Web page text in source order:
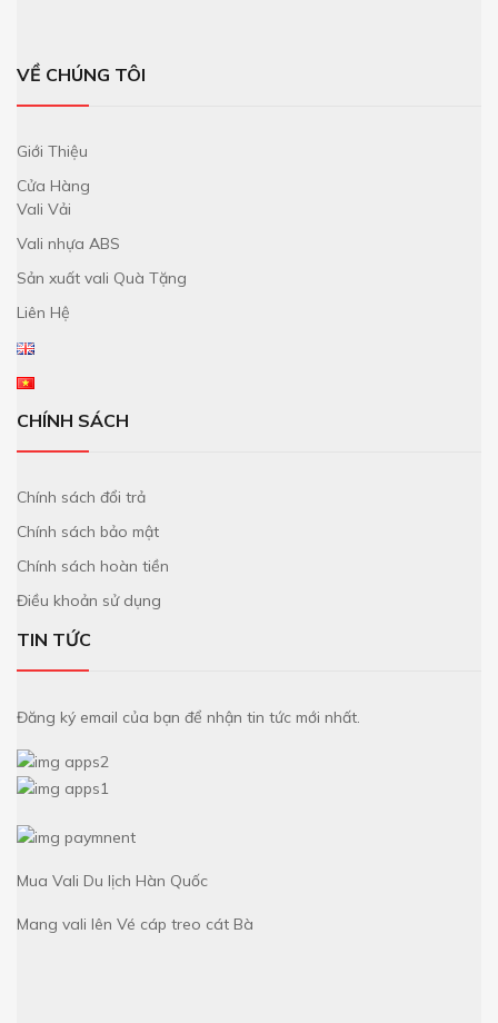
VỀ CHÚNG TÔI
Giới Thiệu
Cửa Hàng
Vali Vải
Vali nhựa ABS
Sản xuất vali Quà Tặng
Liên Hệ
CHÍNH SÁCH
Chính sách đổi trả
Chính sách bảo mật
Chính sách hoàn tiền
Điều khoản sử dụng
TIN TỨC
Đăng ký email của bạn để nhận tin tức mới nhất.
Mua Vali Du lịch Hàn Quốc
Mang vali lên Vé cáp treo cát Bà